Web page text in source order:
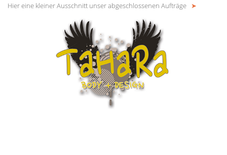
Hier eine kleiner Ausschnitt unser abgeschlossenen Aufträge ➤